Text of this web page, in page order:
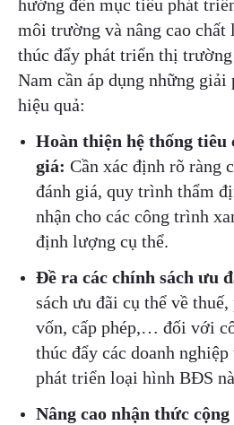
hướng đến mục tiêu phát
môi trường và nâng cao
thúc đẩy phát triển thị
Nam cần áp dụng những giải
hiệu quả:
Hoàn thiện hệ thống tiêu
giá: Cần xác định rõ ràng
đánh giá, quy trình thẩm
nhận cho các công trình
định lượng cụ thể.
Đề ra các chính sách ưu
sách ưu đãi cụ thể về
vốn, cấp phép,… đối với
thúc đẩy các doanh
phát triển loại hình BĐS
Nâng cao nhận thức cộng